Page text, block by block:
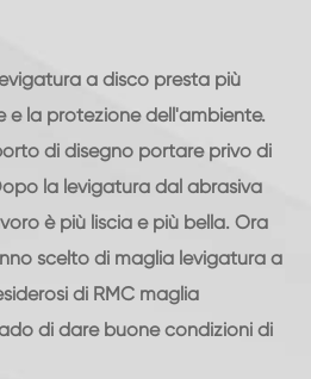
a disco presta più
e la protezione dell'ambiente.
di disegno portare privo di
la levigatura dal abrasiva
è più liscia e più bella. Ora
scelto di maglia levigatura a
di RMC maglia
di dare buone condizioni di